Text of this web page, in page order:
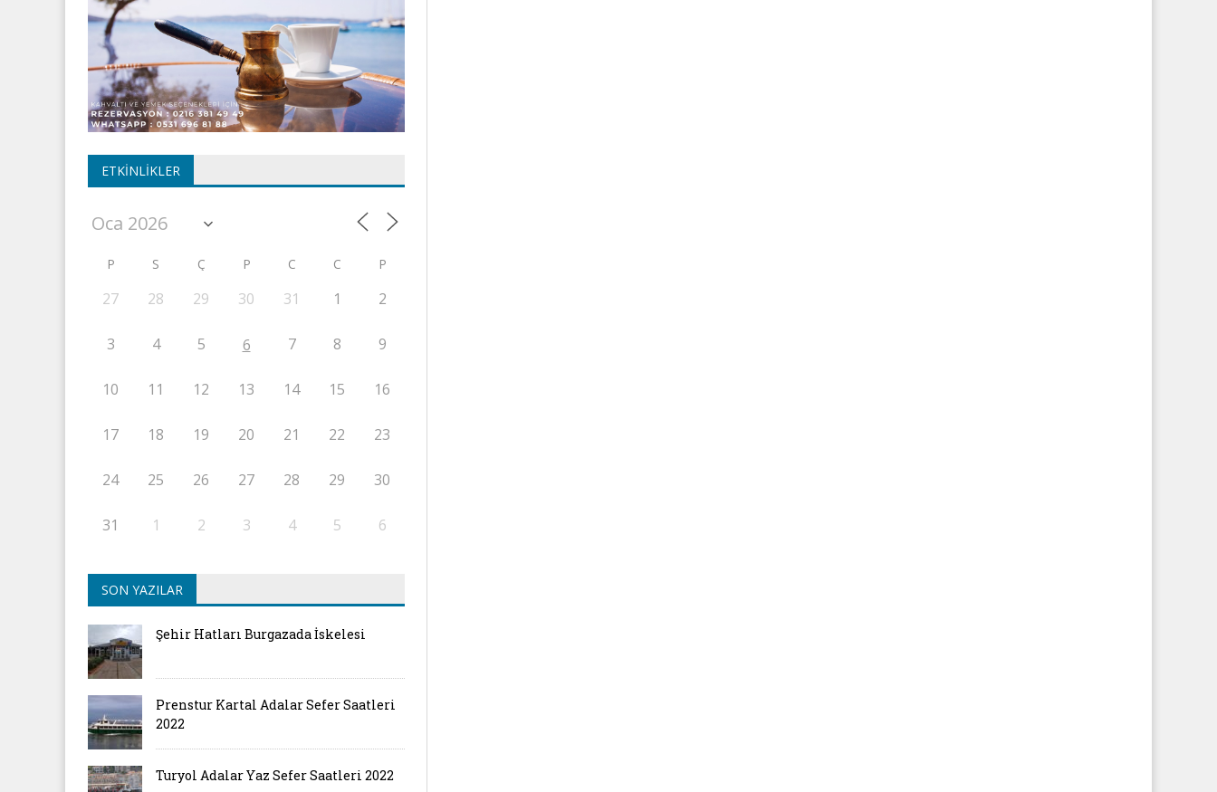
ETKINLIKLER
P S Ç P C C P
27 28 29 30 31 1 2
3 4 5 6 7 8 9
10 11 12 13 14 15 16
17 18 19 20 21 22 23
24 25 26 27 28 29 30
31 1 2 3 4 5 6
SON YAZILAR
Şehir Hatları Burgazada İskelesi
Prenstur Kartal Adalar Sefer Saatleri
2022
Turyol Adalar Yaz Sefer Saatleri 2022